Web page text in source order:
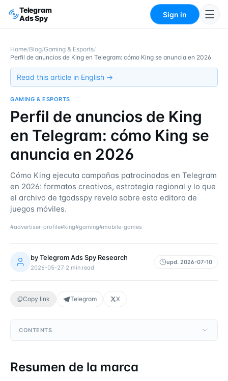
Telegram
Ads Spy
Sign in
Home/Blog/Gaming & Esports/
Perfil de anuncios de King en Telegram: cómo King se anuncia en 2026
Read this article in English →
GAMING & ESPORTS
Perfil de anuncios de King
en Telegram: cómo King se
anuncia en 2026
Cómo King ejecuta campañas patrocinadas en Telegram
en 2026: formatos creativos, estrategia regional y lo que
el archivo de tgadsspy revela sobre esta editora de
juegos móviles.
#advertiser-profile#king#gaming#mobile-games
byTelegram Ads Spy Research
2026-05-27·2 min read
upd. 2026-07-10
Copy link Telegram X
CONTENTS
Resumen de la marca